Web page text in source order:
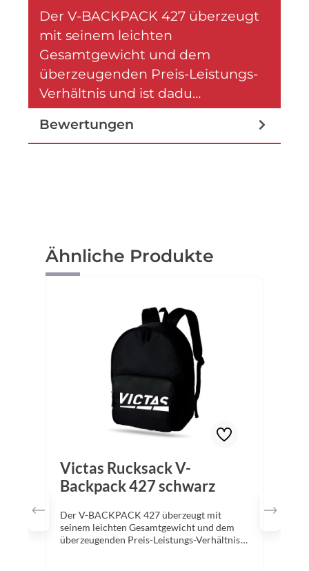
Der V-BACKPACK 427 überzeugt
mit seinem leichten
Gesamtgewicht und dem
überzeugenden Preis-Leistungs-
Verhältnis und ist dadu…
Bewertungen
Produktgalerie überspringen
Ähnliche Produkte
Victas Rucksack V-
Backpack 427 schwarz
Der V-BACKPACK 427 überzeugt mit
seinem leichten Gesamtgewicht und dem
überzeugenden Preis-Leistungs-Verhältnis